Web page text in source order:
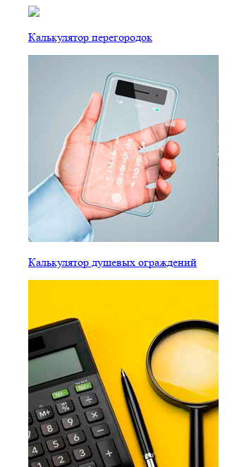
Калькулятор перегородок
Калькулятор душевых ограждений